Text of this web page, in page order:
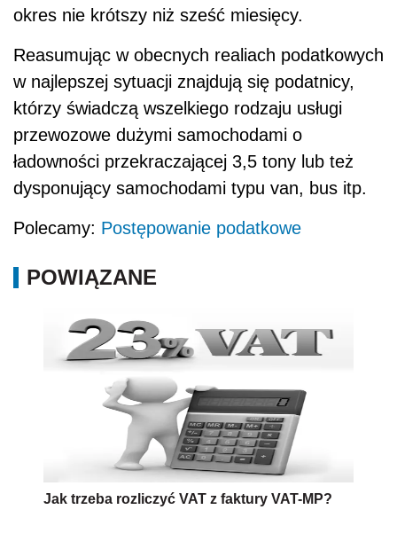
okres nie krótszy niż sześć miesięcy.
Reasumując w obecnych realiach podatkowych
w najlepszej sytuacji znajdują się podatnicy,
którzy świadczą wszelkiego rodzaju usługi
przewozowe dużymi samochodami o
ładowności przekraczającej 3,5 tony lub też
dysponujący samochodami typu van, bus itp.
Polecamy: Postępowanie podatkowe
POWIĄZANE
Jak trzeba rozliczyć VAT z faktury VAT-MP?